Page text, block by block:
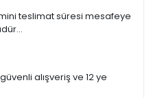
teslimat süresi mesafeye
alışveriş ve 12 ye